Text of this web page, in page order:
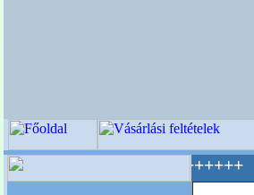
Mestere! +++++++